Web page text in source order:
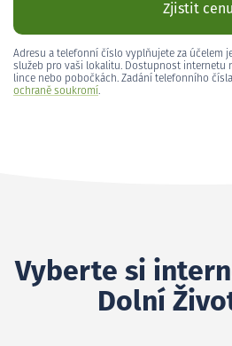
Zjistit cenu
Adresu a telefonní číslo vyplňujete za účelem
služeb pro vaši lokalitu. Dostupnost internetu
lince nebo pobočkách. Zadání telefonního
ochraně soukromí.
Vyberte si
Dolní